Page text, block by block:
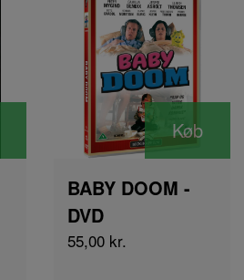
Køb
BABY DOOM -
DVD
55,00 kr.